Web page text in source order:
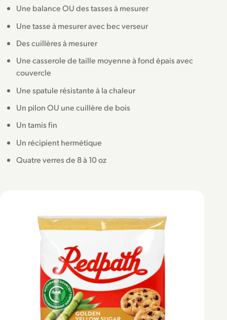
Une balance OU des tasses à mesurer
Une tasse à mesurer avec bec verseur
Des cuillères à mesurer
Une casserole de taille moyenne à fond épais avec
couvercle
Une spatule résistante à la chaleur
Un pilon OU une cuillère de bois
Un tamis fin
Un récipient hermétique
Quatre verres de 8 à 10 oz